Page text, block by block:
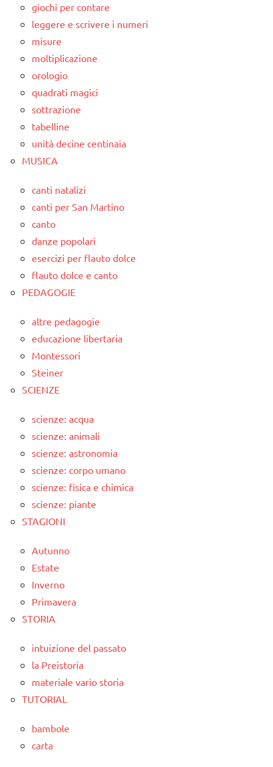
giochi per contare
leggere e scrivere i numeri
misure
moltiplicazione
orologio
quadrati magici
sottrazione
tabelline
unità decine centinaia
MUSICA
canti natalizi
canti per San Martino
canto
danze popolari
esercizi per flauto dolce
flauto dolce e canto
PEDAGOGIE
altre pedagogie
educazione libertaria
Montessori
Steiner
SCIENZE
scienze: acqua
scienze: animali
scienze: astronomia
scienze: corpo umano
scienze: fisica e chimica
scienze: piante
STAGIONI
Autunno
Estate
Inverno
Primavera
STORIA
intuizione del passato
la Preistoria
materiale vario storia
TUTORIAL
bambole
carta